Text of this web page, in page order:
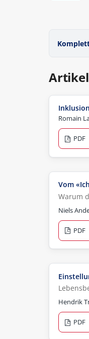
Artikel
Romain
PDF
Vom
Warum
Niels
PDF
Hendrik
PDF